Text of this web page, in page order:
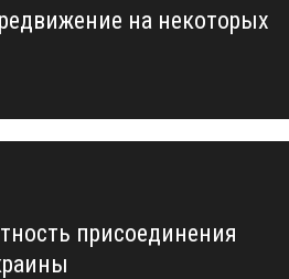
на некоторых
присоединения